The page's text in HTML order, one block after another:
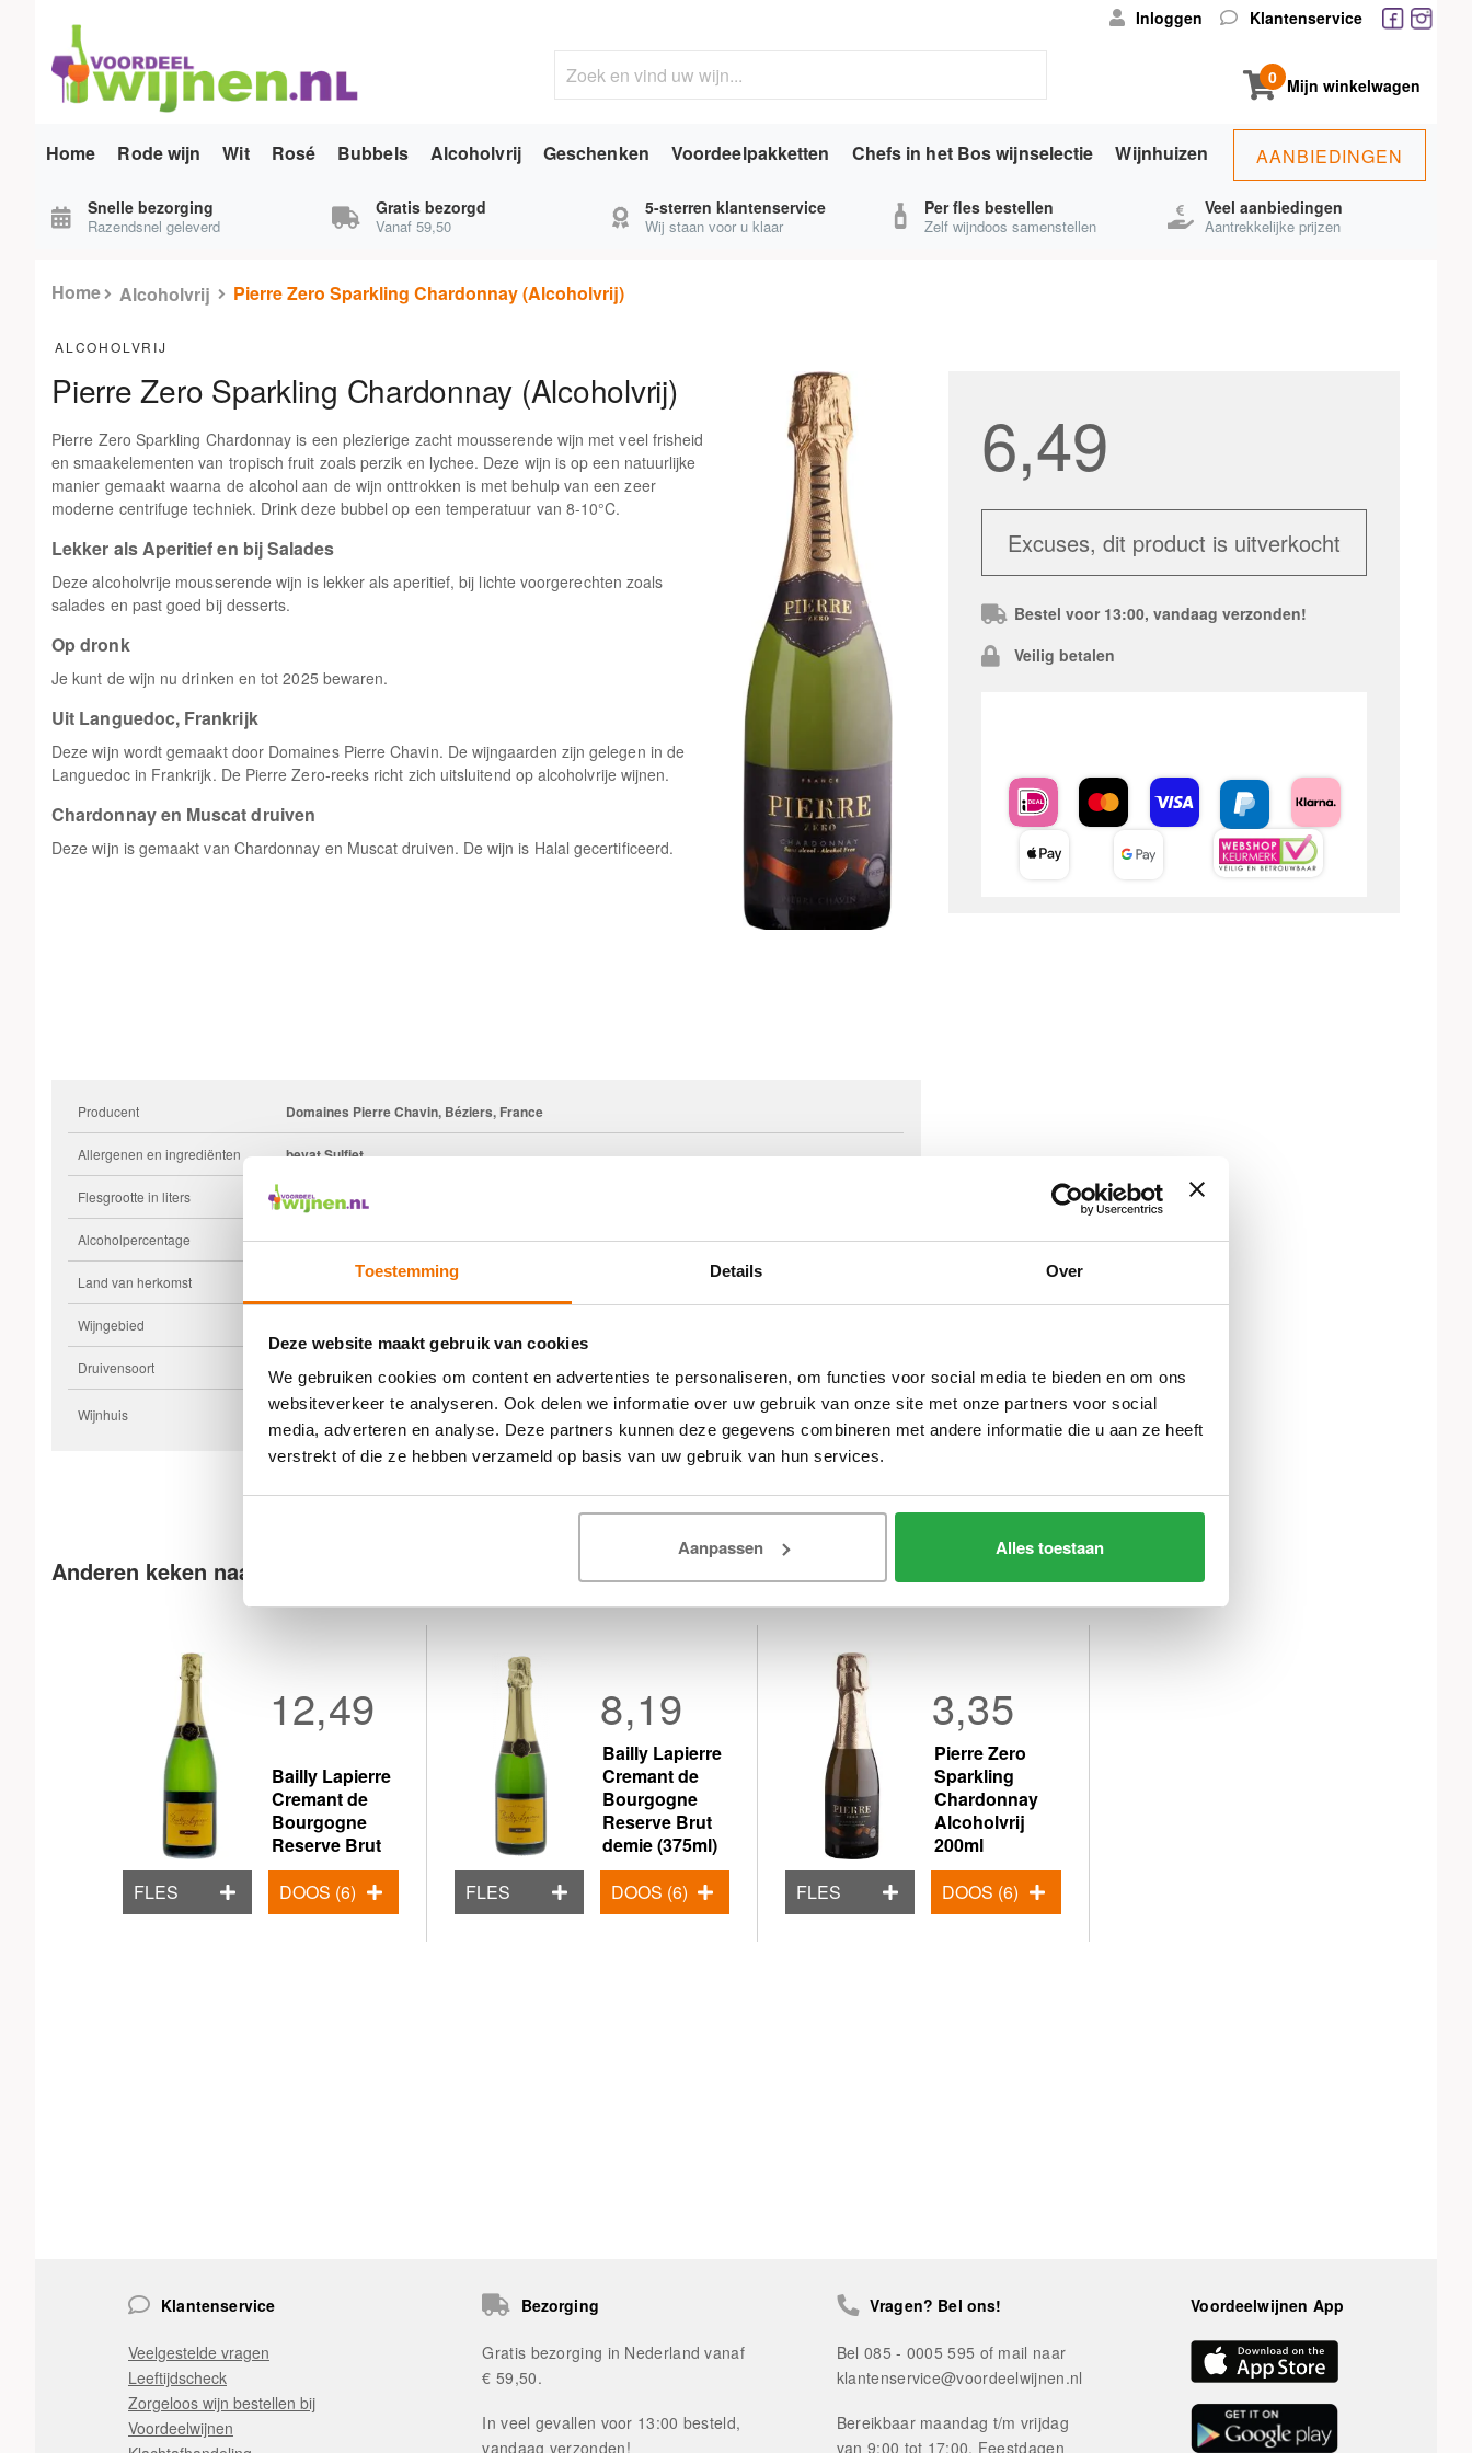
Toestemming Details Over
Deze website maakt gebruik van cookies
We gebruiken cookies om content en advertenties te personaliseren, om functies voor social media te bieden en om ons
websiteverkeer te analyseren. Ook delen we informatie over uw gebruik van onze site met onze partners voor social
media, adverteren en analyse. Deze partners kunnen deze gegevens combineren met andere informatie die u aan ze heeft
verstrekt of die ze hebben verzameld op basis van uw gebruik van hun services.
Aanpassen Alles toestaan
Inloggen Klantenservice
0 Mijn winkelwagen
Home Rode wijn Wit Rosé Bubbels Alcoholvrij Geschenken Voordeelpakketten Chefs in het Bos wijnselectie Wijnhuizen AANBIEDINGEN
Snelle bezorging
Razendsnel geleverd
Gratis bezorgd
Vanaf 59,50
5-sterren klantenservice
Wij staan voor u klaar
Per fles bestellen
Zelf wijndoos samenstellen
Veel aanbiedingen
Aantrekkelijke prijzen
Home Alcoholvrij Pierre Zero Sparkling Chardonnay (Alcoholvrij)
ALCOHOLVRIJ
Pierre Zero Sparkling Chardonnay (Alcoholvrij)
Pierre Zero Sparkling Chardonnay is een plezierige zacht mousserende wijn met veel frisheid
en smaakelementen van tropisch fruit zoals perzik en lychee. Deze wijn is op een natuurlijke
manier gemaakt waarna de alcohol aan de wijn onttrokken is met behulp van een zeer
moderne centrifuge techniek. Drink deze bubbel op een temperatuur van 8-10°C.
Lekker als Aperitief en bij Salades
Deze alcoholvrije mousserende wijn is lekker als aperitief, bij lichte voorgerechten zoals
salades en past goed bij desserts.
Op dronk
Je kunt de wijn nu drinken en tot 2025 bewaren.
Uit Languedoc, Frankrijk
Deze wijn wordt gemaakt door Domaines Pierre Chavin. De wijngaarden zijn gelegen in de
Languedoc in Frankrijk. De Pierre Zero-reeks richt zich uitsluitend op alcoholvrije wijnen.
Chardonnay en Muscat druiven
Deze wijn is gemaakt van Chardonnay en Muscat druiven. De wijn is Halal gecertificeerd.
Producent Domaines Pierre Chavin, Béziers, France
Allergenen en ingrediënten bevat Sulfiet
Flesgrootte in liters 0,75
Alcoholpercentage 0,0
Land van herkomst
Wijngebied
Druivensoort Chardonnay
Wijnhuis Pierre Chavin
6,49
Excuses, dit product is uitverkocht
Bestel voor 13:00, vandaag verzonden!
Veilig betalen
Anderen keken naar
Bailly Lapierre
Cremant de
Bourgogne
Reserve Brut
12,49
FLES DOOS (6)
Bailly Lapierre
Cremant de
Bourgogne
Reserve Brut
demie (375ml)
8,19
FLES DOOS (6)
Pierre Zero
Sparkling
Chardonnay
Alcoholvrij
200ml
3,35
FLES DOOS (6)
Klantenservice
Veelgestelde vragen
Leeftijdscheck
Zorgeloos wijn bestellen bij
Voordeelwijnen
Bezorging
Gratis bezorging in Nederland vanaf
€ 59,50.
In veel gevallen voor 13:00 besteld,
vandaag verzonden!
Vragen? Bel ons!
Bel 085 - 0005 595 of mail naar
klantenservice@voordeelwijnen.nl
Bereikbaar maandag t/m vrijdag
van 9:00 tot 17:00. Feestdagen
Voordeelwijnen App